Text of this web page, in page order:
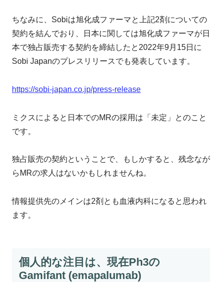
ちなみに、Sobiは旭化成ファーマと上記2剤についての
契約を結んでおり、日本に関しては旭化成ファーマが日
本で独占販売する契約を締結したと2022年9月15日に
Sobi Japanのプレスリリースでも発表しています。
https://sobi-japan.co.jp/press-release
ミクスによると日本でのMRの採用は「未定」とのこと
です。
独占販売の契約ということで、もしかすると、残念なが
らMRの求人はないかもしれませんね。
情報提供先のメインは2剤とも血液内科になると思われ
ます。
個人的な注目は、現在Ph3の
Gamifant (emapalumab)